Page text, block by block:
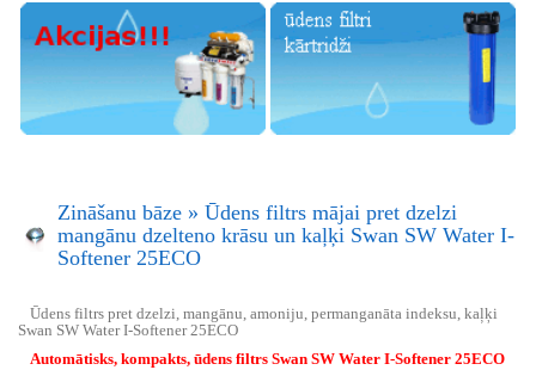
Zināšanu bāze » Ūdens filtrs mājai pret dzelzi
mangānu dzelteno krāsu un kaļķi Swan SW Water I-
Softener 25ECO
Ūdens filtrs pret dzelzi, mangānu, amoniju, permanganāta indeksu, kaļķi
Swan SW Water I-Softener 25ECO
Automātisks, kompakts, ūdens filtrs Swan SW Water I-Softener 25ECO